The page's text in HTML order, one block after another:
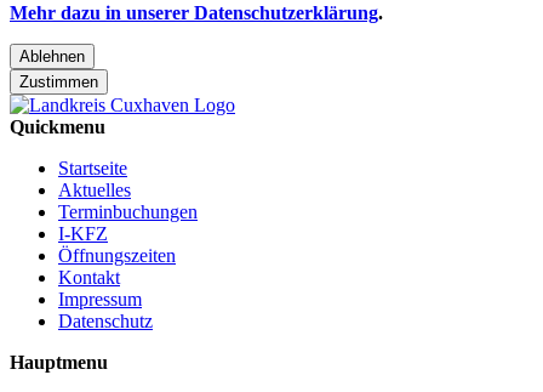
Mehr dazu in unserer Datenschutzerklärung.
Ablehnen
Zustimmen
Quickmenu
Startseite
Aktuelles
Terminbuchungen
I-KFZ
Öffnungszeiten
Kontakt
Impressum
Datenschutz
Hauptmenu